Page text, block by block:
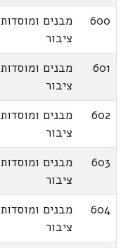
600
מבנים ומוסדות
ציבור
601
מבנים ומוסדות
ציבור
602
מבנים ומוסדות
ציבור
603
מבנים ומוסדות
ציבור
604
מבנים ומוסדות
ציבור